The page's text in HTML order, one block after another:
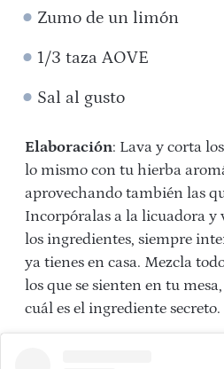
Zumo de un limón
1/3 taza AOVE
Sal al gusto
Elaboración: Lava y corta
lo mismo con tu hierba
aprovechando también las
Incorpóralas a la licuadora y
los ingredientes, siempre
ya tienes en casa. Mezcla
los que se sienten en tu
cuál es el ingrediente secreto.